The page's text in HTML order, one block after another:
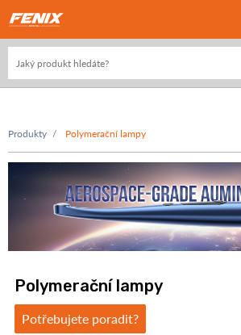
Produkty Polymerační lampy
Polymerační lampy
Potřebujete poradit?